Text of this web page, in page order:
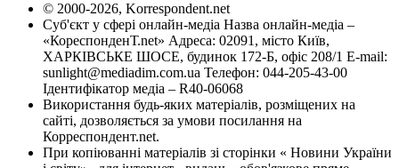
© 2000-2026, Korrespondent.net
Суб'єкт у сфері онлайн-медіа Назва онлайн-медіа –
«КореспонденТ.net» Адреса: 02091, місто Київ,
ХАРКІВСЬКЕ ШОСЕ, будинок 172-Б, офіс 208/1 E-mail:
sunlight@mediadim.com.ua Телефон: 044-205-43-00
Ідентифікатор медіа – R40-06068
Використання будь-яких матеріалів, розміщених на
сайті, дозволяється за умови посилання на
Корреспондент.net.
При копіюванні матеріалів зі сторінки « Новини України